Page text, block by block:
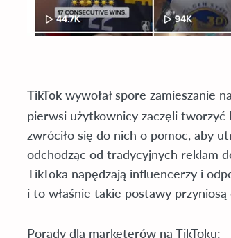
TikTok wywołał spore zamieszanie
pierwsi użytkownicy zaczęli
zwróciło się do nich o pomoc, aby
odchodząc od tradycyjnych reklam
TikToka napędzają influencerzy i
i to właśnie takie postawy
Porady dla marketerów na TikToku: